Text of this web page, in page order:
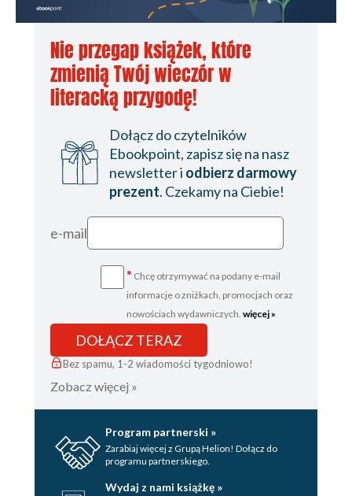
Nie przegap książek, które
zmienią Twój wieczór w
literacką przygodę!
Dołącz do czytelników
Ebookpoint, zapisz się na nasz
newsletter i odbierz darmowy
prezent. Czekamy na Ciebie!
e-mail
* Chcę otrzymywać na podany e-mail
informacje o zniżkach, promocjach oraz
nowościach wydawniczych. więcej »
DOŁĄCZ TERAZ
Bez spamu, 1-2 wiadomości tygodniowo!
Zobacz więcej »
Program partnerski »
Zarabiaj więcej z Grupą Helion! Dołącz do
programu partnerskiego.
Wydaj z nami książkę »